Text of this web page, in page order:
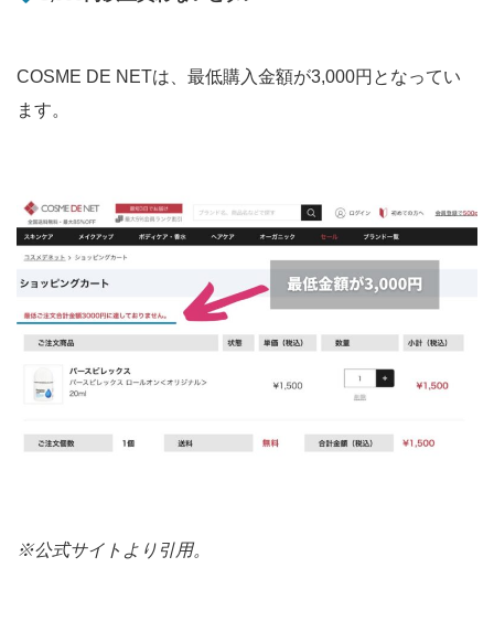
COSME DE NETは、最低購入金額が3,000円となってい
ます。
※公式サイトより引用。